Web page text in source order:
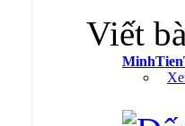
Viết